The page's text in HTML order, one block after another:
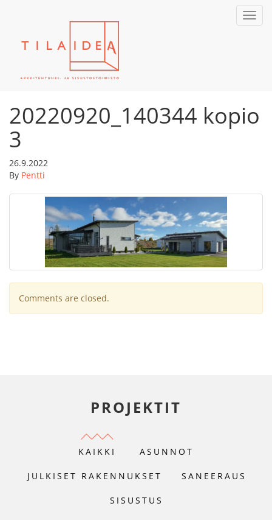
20220920_140344 kopio
3
26.9.2022
By Pentti
Comments are closed.
PROJEKTIT
KAIKKI ASUNNOT
JULKISET RAKENNUKSET SANEERAUS
SISUSTUS